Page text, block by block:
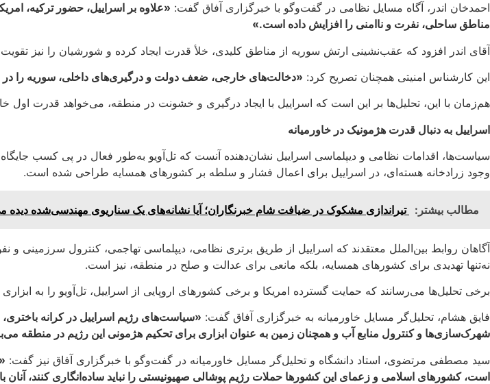
احمدخان اندر، آگاه مسایل نظامی در گفت‌وگو با خبرگزاری آفاق گفت: «علاوه بر اسراییل، حضور ترکیه،
مناطق ساحلی، نفرت و ناامنی را افزایش داده است.»
آقای اندر افزود که عقب‌نشینی ارتش سوریه از مناطق کلیدی، خلأ قدرت ایجاد کرده و شورشیان را نیز
این کارشناس امنیتی همچنان تصریح کرد: «دخالت‌های خارجی، ضعف دولت و درگیری‌های داخلی، سوریه را
هم‌زمان با این، تحلیل‌ها بر این است که اسراییل با ایجاد درگیری و خشونت در منطقه‌، می‌خواهد قدرت اول
اسراییل به دنبال قدرت هژمونیک در خاورمیانه
سیاست‌ها، اقدامات نظامی و دیپلماسی اسراییل نشان‌دهنده آنست که تل‌آویو به‌طور فعال در پی کسب
وجود زرادخانه هسته‌ای، در اسراییل برای اعمال فشار و سلطه بر کشورهای همسایه طراحی شده است.
مطالب بیشتر: تیراندازی مشکوک در ضیافت شام خبرنگاران؛ آیا نشانه‌های یک سناریوی مهندسی‌شده دیده
آگاهان روابط بین‌الملل معتقدند که اسراییل از طریق برتری نظامی، دیپلماسی تهاجمی، کنترول سرزمینی
نه‌تنها تهدیدی برای کشورهای همسایه، بلکه مانعی برای عدالت و صلح در منطقه، نیز است.
برخی تحلیل‌ها می‌رسانند که حمایت گسترده امریکا و برخی کشورهای اروپایی از اسراییل، تل‌آویو را به
فایق هشام، تحلیل‌گر مسایل خاورمیانه به خبرگزاری آفاق گفت: «سیاست‌های رژیم اسراییل در کرانه
شهرک‌سازی‌ها و کنترول منابع آب و همچنان زمین به عنوان ابزاری برای تحکیم هژمونی این رژیم در منطقه
سید مصطفی مرتضوی، استاد دانشگاه و تحلیل‌گر مسایل خاورمیانه در گفت‌وگو با خبرگزاری آفاق نیز گفت:
است، کشورهای اسلامی و زعمای این کشورها حملات رژیم پوشالی صهیونیستی را نباید ساده‌انگاری کنند، آنان